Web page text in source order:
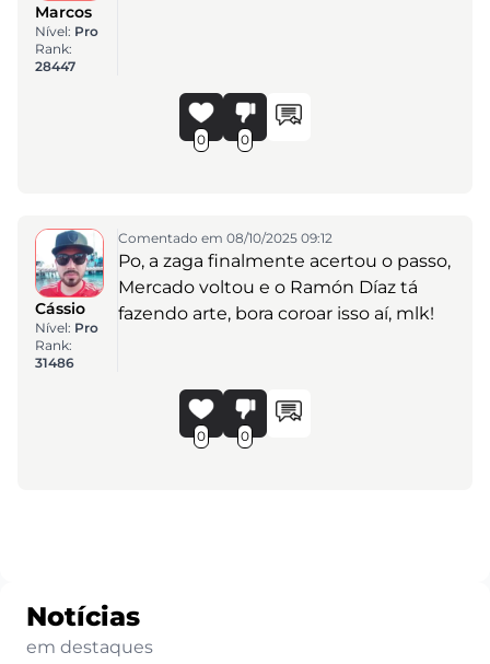
Marcos
Nível: Pro
Rank:
28447
0 0
Cássio
Nível: Pro
Rank:
31486
Comentado em 08/10/2025 09:12
Po, a zaga finalmente acertou o passo,
Mercado voltou e o Ramón Díaz tá
fazendo arte, bora coroar isso aí, mlk!
0 0
Notícias
em destaques